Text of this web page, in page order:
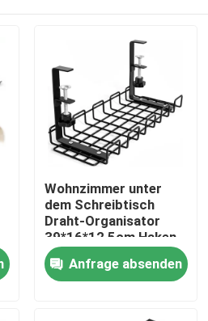
Wohnzimmer unter
dem Schreibtisch
Draht-Organisator
39*16*12,5cm Haken
Typ Regal Flexibel
Anfrage absenden